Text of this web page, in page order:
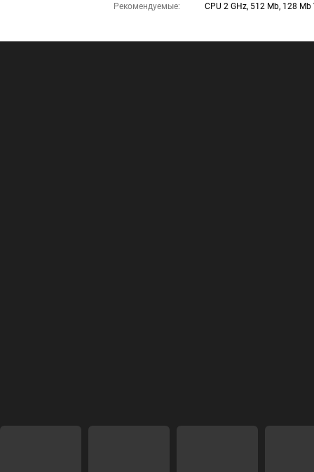
Рекомендуемые: CPU 2 GHz, 512 Mb, 128 Mb